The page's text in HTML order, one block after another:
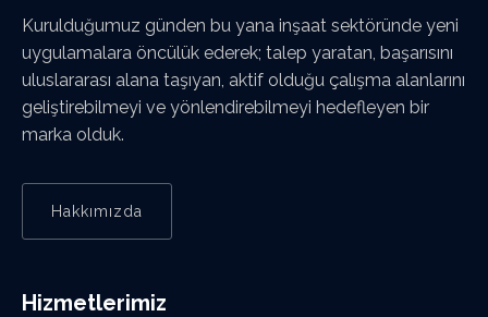
Kurulduğumuz günden bu yana inşaat sektöründe yeni
uygulamalara öncülük ederek; talep yaratan, başarısını
uluslararası alana taşıyan, aktif olduğu çalışma alanlarını
geliştirebilmeyi ve yönlendirebilmeyi hedefleyen bir
marka olduk.
Hakkımızda
Hizmetlerimiz